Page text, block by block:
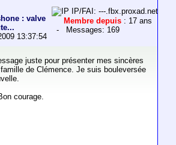
: valve
13:37:54
IP/FAI: ---.fbx.proxad.net
Membre depuis : 17 ans
- Messages: 169
juste pour présenter mes sincères
de Clémence. Je suis bouleversée
courage.